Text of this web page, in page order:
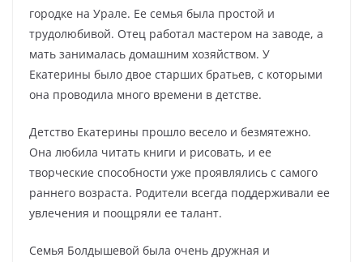
городке на Урале. Ее семья была простой и
трудолюбивой. Отец работал мастером на заводе, а
мать занималась домашним хозяйством. У
Екатерины было двое старших братьев, с которыми
она проводила много времени в детстве.
Детство Екатерины прошло весело и безмятежно.
Она любила читать книги и рисовать, и ее
творческие способности уже проявлялись с самого
раннего возраста. Родители всегда поддерживали ее
увлечения и поощряли ее талант.
Семья Болдышевой была очень дружная и